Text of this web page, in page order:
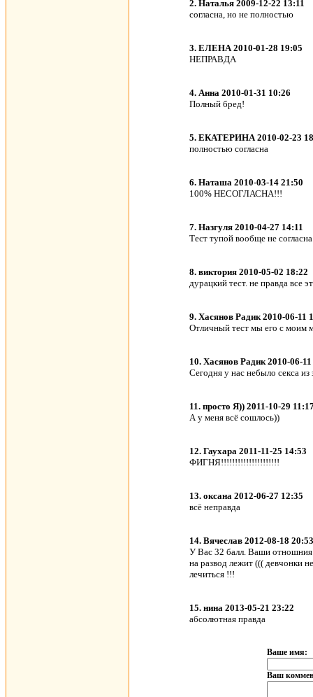
2. Наталья 2009-12-22 13:11
согласна, но не полностью
3. ЕЛЕНА 2010-01-28 19:05
НЕПРАВДА
4. Анна 2010-01-31 10:26
Полный бред!
5. ЕКАТЕРИНА 2010-02-23
полностью согласна
6. Наташа 2010-03-14 21:50
100% НЕСОГЛАСНА!!!
7. Назгуля 2010-04-27 14:11
Тест тупой вообще не
8. виктория 2010-05-02 18:22
дурацкий тест. не правда все
9. Хасянов Радик 2010-06-11
Отличный тест мы его с моим
10. Хасянов Радик 2010-06-
Сегодня у нас небыло секса из
11. просто Я)) 2011-10-29
А у меня всё сошлось))
12. Гаухара 2011-11-25 14:53
ФИГНЯ!!!!!!!!!!!!!!!!!!!!!
13. оксана 2012-06-27 12:35
всё неправда
14. Вячеслав 2012-08-18 20:53
У Вас 32 балл. Ваши отношния
на развод лежит ((( девчонки
лечиться !!!
15. нина 2013-05-21 23:22
абсолютная правда
Ваше имя:
Ваш